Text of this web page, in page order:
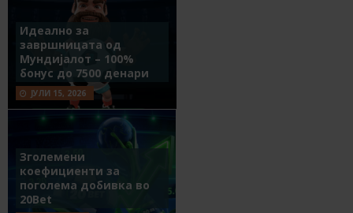
Идеално за
завршницата од
Мундијалот – 100%
бонус до 7500 денари
ЈУЛИ 15, 2026
Зголемени
коефициенти за
поголема добивка во
20Bet